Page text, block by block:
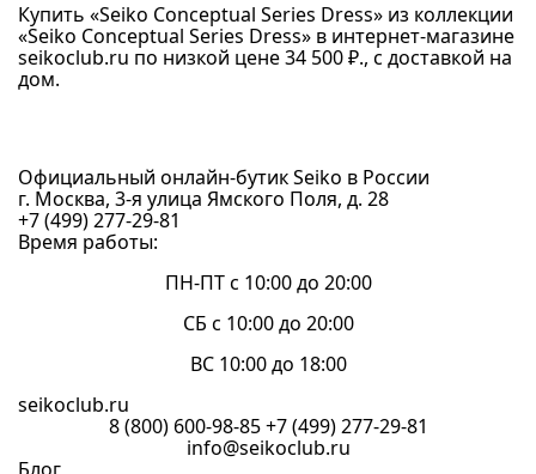
Купить «Seiko Conceptual Series Dress» из коллекции
«Seiko Conceptual Series Dress» в интернет-магазине
seikoclub.ru по низкой цене 34 500 ₽., с доставкой на
дом.
Официальный онлайн-бутик Seiko в России
г. Москва, 3-я улица Ямского Поля, д. 28
+7 (499) 277-29-81
Время работы:
ПН-ПТ с 10:00 до 20:00
СБ с 10:00 до 20:00
ВС 10:00 до 18:00
seikoclub.ru
8 (800) 600-98-85 +7 (499) 277-29-81
info@seikoclub.ru